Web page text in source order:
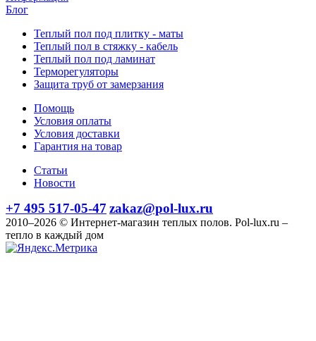
Блог
Теплый пол под плитку - маты
Теплый пол в стяжку - кабель
Теплый пол под ламинат
Терморегуляторы
Защита труб от замерзания
Помощь
Условия оплаты
Условия доставки
Гарантия на товар
Статьи
Новости
+7 495 517-05-47 zakaz@pol-lux.ru
2010–2026 © Интернет-магазин теплых полов. Pol-lux.ru –
тепло в каждый дом